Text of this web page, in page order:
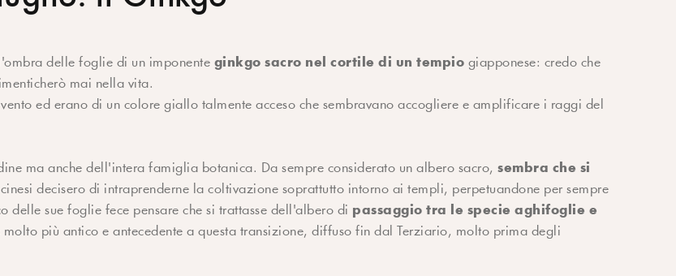
delle foglie di un imponente ginkgo sacro nel cortile di un tempio giapponese: credo che
mai nella vita.
ed erano di un colore giallo talmente acceso che sembravano accogliere e amplificare i raggi del
ma anche dell'intera famiglia botanica. Da sempre considerato un albero sacro,sembra che si
decisero di intraprenderne la coltivazione soprattutto intorno ai templi, perpetuandone per sempre
sue foglie fece pensare che si trattasse dell'albero di passaggio tra le specie aghifoglie e
più antico e antecedente a questa transizione, diffuso fin dal Terziario, molto prima degli